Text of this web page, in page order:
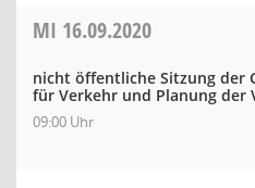
MI 16.09.2020
nicht öffentliche Sitzung der
für Verkehr und Planung der
09:00 Uhr